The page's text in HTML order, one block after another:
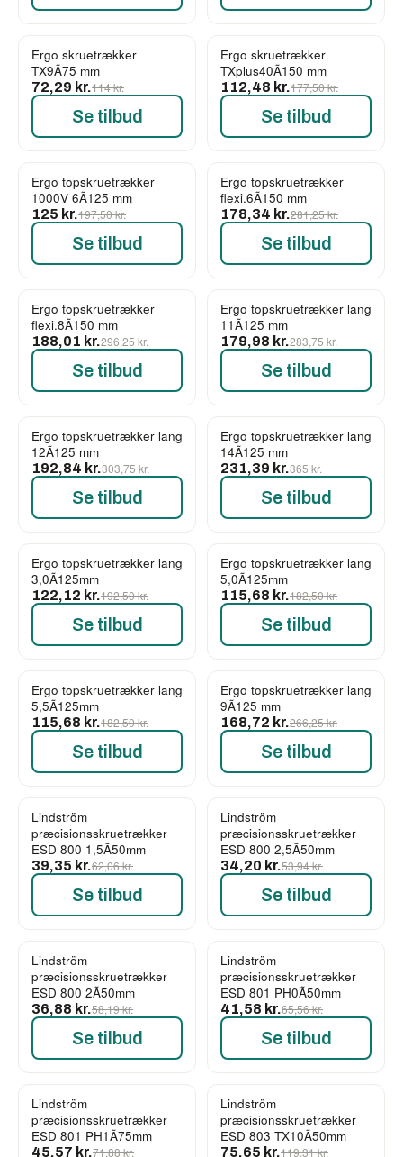
-37%
Ergo skruetrækker
TX9Ã75 mm
72,29 kr.114 kr.
Se tilbud
-37%
Ergo skruetrækker
TXplus40Ã150 mm
112,48 kr.177,50 kr.
Se tilbud
-37%
Ergo topskruetrækker
1000V 6Ã125 mm
125 kr.197,50 kr.
Se tilbud
-37%
Ergo topskruetrækker
flexi.6Ã150 mm
178,34 kr.281,25 kr.
Se tilbud
-37%
Ergo topskruetrækker
flexi.8Ã150 mm
188,01 kr.296,25 kr.
Se tilbud
-37%
Ergo topskruetrækker lang
11Ã125 mm
179,98 kr.283,75 kr.
Se tilbud
-37%
Ergo topskruetrækker lang
12Ã125 mm
192,84 kr.303,75 kr.
Se tilbud
-37%
Ergo topskruetrækker lang
14Ã125 mm
231,39 kr.365 kr.
Se tilbud
-37%
Ergo topskruetrækker lang
3,0Ã125mm
122,12 kr.192,50 kr.
Se tilbud
-37%
Ergo topskruetrækker lang
5,0Ã125mm
115,68 kr.182,50 kr.
Se tilbud
-37%
Ergo topskruetrækker lang
5,5Ã125mm
115,68 kr.182,50 kr.
Se tilbud
-37%
Ergo topskruetrækker lang
9Ã125 mm
168,72 kr.266,25 kr.
Se tilbud
-37%
Lindström
præcisionsskruetrækker
ESD 800 1,5Ã50mm
39,35 kr.62,06 kr.
Se tilbud
-37%
Lindström
præcisionsskruetrækker
ESD 800 2,5Ã50mm
34,20 kr.53,94 kr.
Se tilbud
-37%
Lindström
præcisionsskruetrækker
ESD 800 2Ã50mm
36,88 kr.58,19 kr.
Se tilbud
-37%
Lindström
præcisionsskruetrækker
ESD 801 PH0Ã50mm
41,58 kr.65,56 kr.
Se tilbud
-37%
Lindström
præcisionsskruetrækker
ESD 801 PH1Ã75mm
45,57 kr.71,88 kr.
-37%
Lindström
præcisionsskruetrækker
ESD 803 TX10Ã50mm
75,65 kr.119,31 kr.